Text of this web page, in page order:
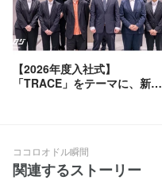
【2026年度入社式】
「TRACE」をテーマに、新し
ココロオドル瞬間
関連するストーリー